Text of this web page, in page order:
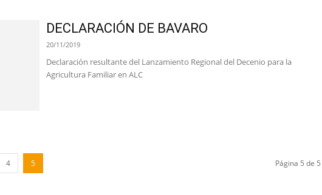
DECLARACIÓN DE BAVARO
20/11/2019
Declaración resultante del Lanzamiento Regional del Decenio para la
Agricultura Familiar en ALC
4 5 Página 5 de 5